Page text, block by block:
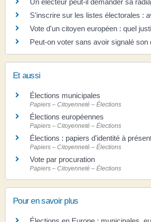
S'inscrire sur les listes électorales :
Vote d'un citoyen européen : quel
Peut-on voter sans avoir signalé son
Et aussi
Élections municipales
Papiers – Citoyenneté – Élections
Élections européennes
Papiers – Citoyenneté – Élections
Élections : papiers d'identité à
Papiers – Citoyenneté – Élections
Vote par procuration
Papiers – Citoyenneté – Élections
Pour en savoir plus